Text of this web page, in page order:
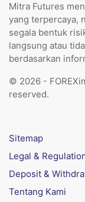
Mitra Futures
yang terpercaya,
segala bentuk
langsung atau
berdasarkan
© 2026 -
reserved.
Sitemap
Legal &
Deposit &
Tentang Kami